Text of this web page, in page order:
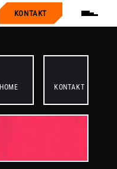
KONTAKT
HOME KONTAKT